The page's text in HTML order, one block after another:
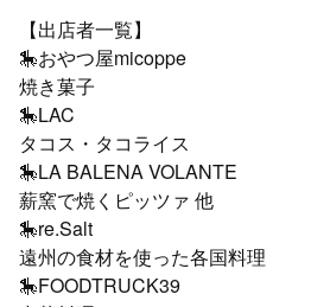
【出店者一覧】
🎠おやつ屋micoppe
焼き菓子
🎠LAC
タコス・タコライス
🎠LA BALENA VOLANTE
薪窯で焼くピッツァ 他
🎠re.Salt
遠州の食材を使った各国料理
🎠FOODTRUCK39